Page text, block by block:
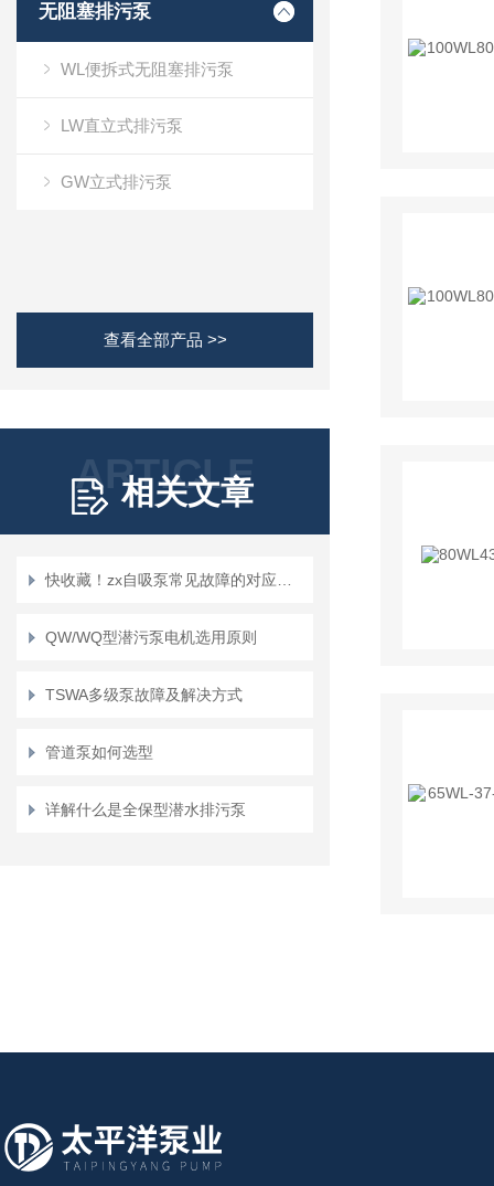
无阻塞排污泵
WL便拆式无阻塞排污泵
LW直立式排污泵
GW立式排污泵
查看全部产品 >>
ARTICLE
相关文章
QW/WQ型潜污泵电机选用原则
TSWA多级泵故障及解决方式
管道泵如何选型
详解什么是全保型潜水排污泵